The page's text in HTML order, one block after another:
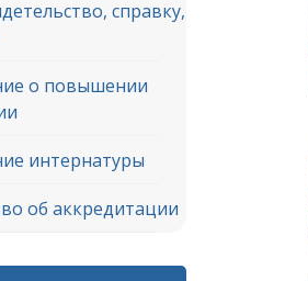
справку,
о повышении
интернатуры
об аккредитации